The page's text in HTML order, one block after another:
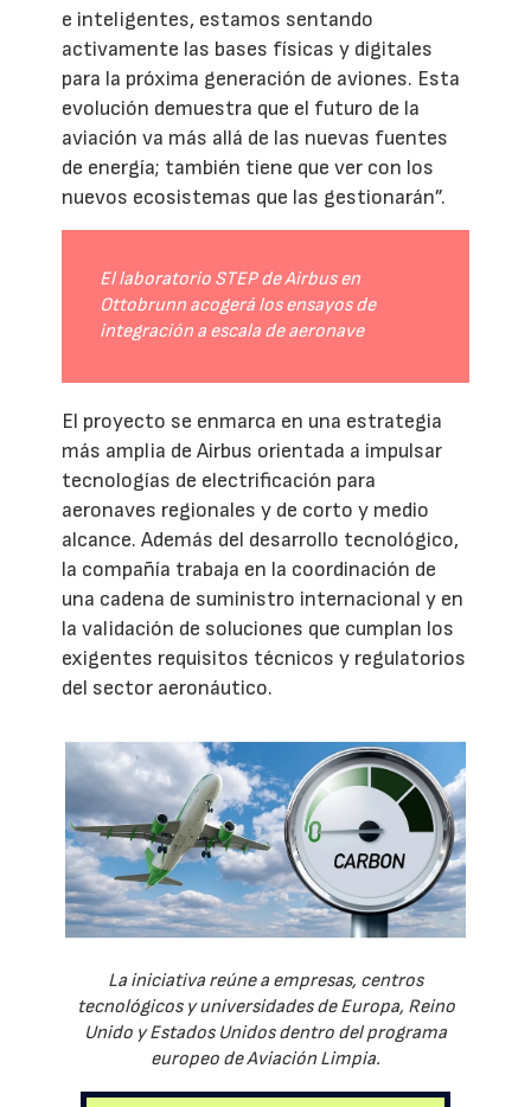
e inteligentes, estamos sentando
activamente las bases físicas y digitales
para la próxima generación de aviones. Esta
evolución demuestra que el futuro de la
aviación va más allá de las nuevas fuentes
de energía; también tiene que ver con los
nuevos ecosistemas que las gestionarán”.
El laboratorio STEP de Airbus en
Ottobrunn acogerá los ensayos de
integración a escala de aeronave
El proyecto se enmarca en una estrategia
más amplia de Airbus orientada a impulsar
tecnologías de electrificación para
aeronaves regionales y de corto y medio
alcance. Además del desarrollo tecnológico,
la compañía trabaja en la coordinación de
una cadena de suministro internacional y en
la validación de soluciones que cumplan los
exigentes requisitos técnicos y regulatorios
del sector aeronáutico.
La iniciativa reúne a empresas, centros
tecnológicos y universidades de Europa, Reino
Unido y Estados Unidos dentro del programa
europeo de Aviación Limpia.